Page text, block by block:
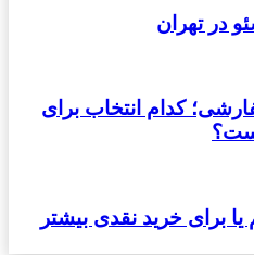
در تهران
کدام انتخاب برای
برای خرید نقدی بیشتر